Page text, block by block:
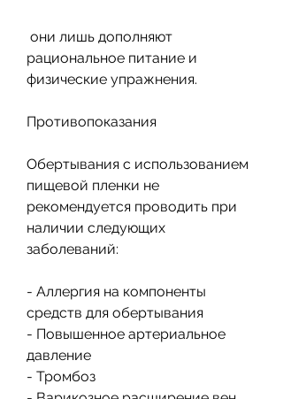
рациональное питание и
физические упражнения.
Противопоказания
Обертывания с использованием
пищевой пленки не
рекомендуется проводить при
наличии следующих
заболеваний:
- Аллергия на компоненты
средств для обертывания
- Повышенное артериальное
давление
- Тромбоз